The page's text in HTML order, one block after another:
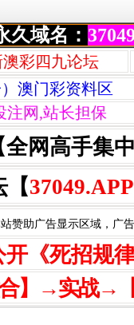
久域名：
澳彩四九论坛
澳门彩资料区
注网,站长担保
网高手集
【37049.APP
赞助广告显示区域，广
《死招规
合】→实战→